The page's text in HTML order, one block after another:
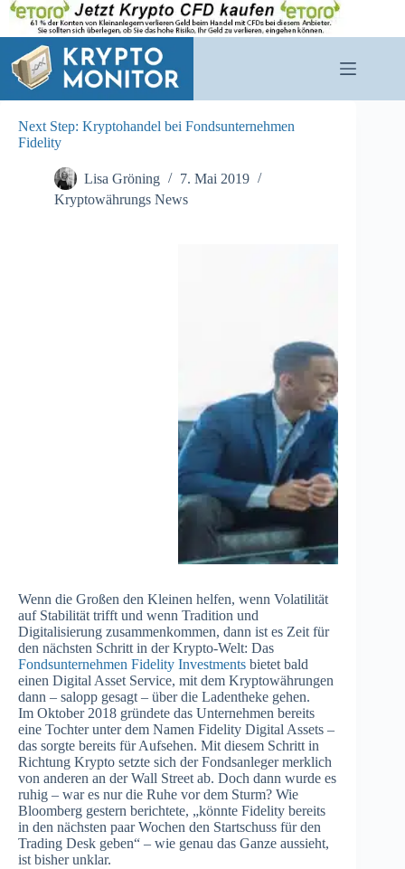
Zum
Inhalt
springen
Next Step: Kryptohandel bei Fondsunternehmen
Fidelity
Lisa Gröning
7. Mai 2019
Kryptowährungs News
Wenn die Großen den Kleinen helfen, wenn Volatilität
auf Stabilität trifft und wenn Tradition und
Digitalisierung zusammenkommen, dann ist es Zeit für
den nächsten Schritt in der Krypto-Welt: Das
Fondsunternehmen Fidelity Investments bietet bald
einen Digital Asset Service, mit dem Kryptowährungen
dann – salopp gesagt – über die Ladentheke gehen.
Im Oktober 2018 gründete das Unternehmen bereits
eine Tochter unter dem Namen Fidelity Digital Assets –
das sorgte bereits für Aufsehen. Mit diesem Schritt in
Richtung Krypto setzte sich der Fondsanleger merklich
von anderen an der Wall Street ab. Doch dann wurde es
ruhig – war es nur die Ruhe vor dem Sturm? Wie
Bloomberg gestern berichtete, „könnte Fidelity bereits
in den nächsten paar Wochen den Startschuss für den
Trading Desk geben“ – wie genau das Ganze aussieht,
ist bisher unklar.